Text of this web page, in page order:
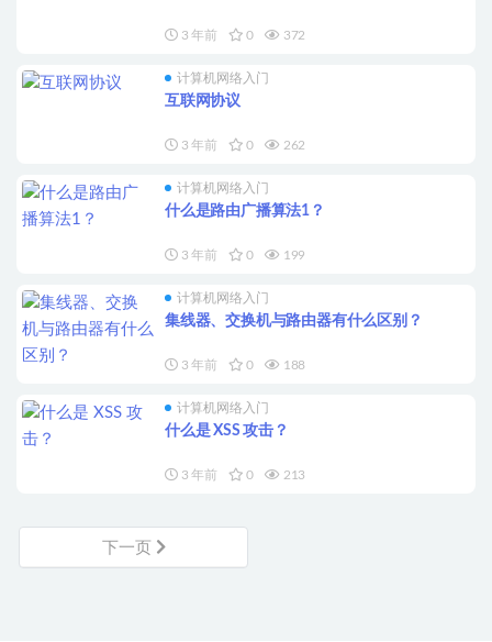
3 年前 0 372
计算机网络入门
互联网协议
3 年前 0 262
计算机网络入门
什么是路由广播算法1？
3 年前 0 199
计算机网络入门
集线器、交换机与路由器有什么区别？
3 年前 0 188
计算机网络入门
什么是 XSS 攻击？
3 年前 0 213
下一页